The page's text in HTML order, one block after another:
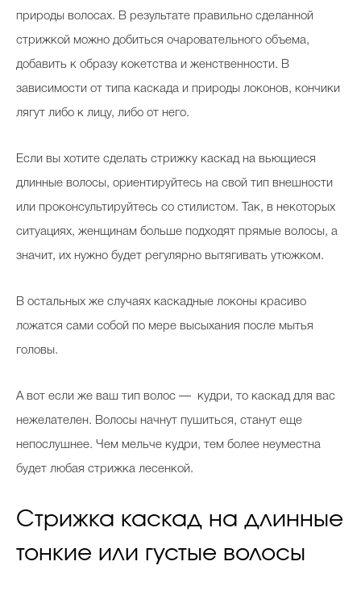
природы волосах. В результате правильно сделанной
стрижкой можно добиться очаровательного объема,
добавить к образу кокетства и женственности. В
зависимости от типа каскада и природы локонов, кончики
лягут либо к лицу, либо от него.
Если вы хотите сделать стрижку каскад на вьющиеся
длинные волосы, ориентируйтесь на свой тип внешности
или проконсультируйтесь со стилистом. Так, в некоторых
ситуациях, женщинам больше подходят прямые волосы, а
значит, их нужно будет регулярно вытягивать утюжком.
В остальных же случаях каскадные локоны красиво
ложатся сами собой по мере высыхания после мытья
головы.
А вот если же ваш тип волос — кудри, то каскад для вас
нежелателен. Волосы начнут пушиться, станут еще
непослушнее. Чем мельче кудри, тем более неуместна
будет любая стрижка лесенкой.
Стрижка каскад на длинные
тонкие или густые волосы